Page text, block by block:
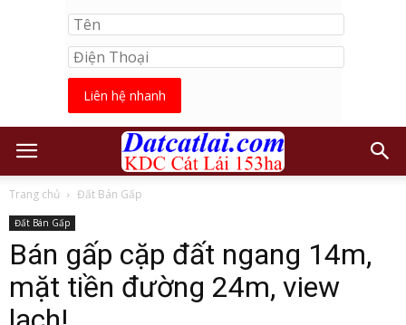
Liên hệ nhanh
Trang chủ Đất Bán Gấp
Đất Bán Gấp
Bán gấp cặp đất ngang 14m,
mặt tiền đường 24m, view